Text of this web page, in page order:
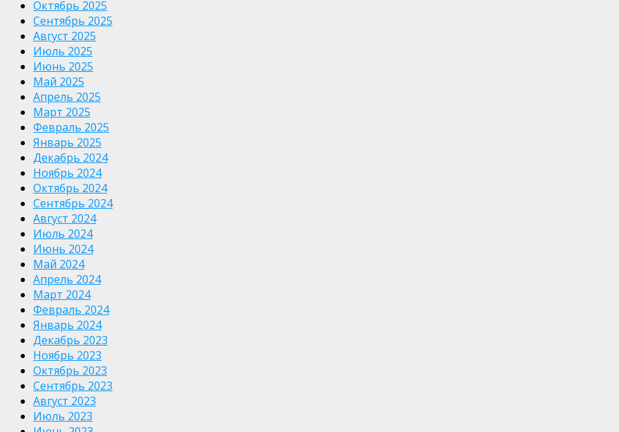
Октябрь 2025
Сентябрь 2025
Август 2025
Июль 2025
Июнь 2025
Май 2025
Апрель 2025
Март 2025
Февраль 2025
Январь 2025
Декабрь 2024
Ноябрь 2024
Октябрь 2024
Сентябрь 2024
Август 2024
Июль 2024
Июнь 2024
Май 2024
Апрель 2024
Март 2024
Февраль 2024
Январь 2024
Декабрь 2023
Ноябрь 2023
Октябрь 2023
Сентябрь 2023
Август 2023
Июль 2023